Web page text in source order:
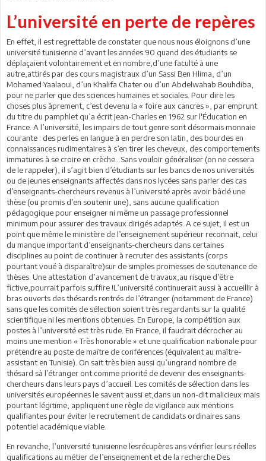
L’université en perte de repères
En effet, il est regrettable de constater que nous nous éloignons d’une
université tunisienne d’avant les années 90 quand des étudiants se
déplaçaient volontairement et en nombre,d’une faculté à une
autre,attirés par des cours magistraux d’un Sassi Ben Hlima, d’un
Mohamed Yaalaoui, d’un Khalifa Chater ou d’un Abdelwahab Bouhdiba,
pour ne parler que des sciences humaines et sociales. Pour dire les
choses plus âprement, c’est devenu la « foire aux cancres », par emprunt
du titre du pamphlet qu’a écrit Jean-Charles en 1962 sur l'Éducation en
France. A l’université, les impairs de tout genre sont désormais monnaie
courante : des perles en langue à en perdre son latin, des bourdes en
connaissances rudimentaires à s’en tirer les cheveux, des comportements
immatures à se croire en crèche…Sans vouloir généraliser (on ne cessera
de le rappeler), il s’agit bien d’étudiants sur les bancs de nos universités
ou de jeunes enseignants affectés dans nos lycées sans parler des cas
d’enseignants-chercheurs revenus à l’université après avoir bâclé une
thèse (ou promis d’en soutenir une), sans aucune qualification
pédagogique pour enseigner ni même un passage professionnel
minimum pour assurer des travaux dirigés adaptés. A ce sujet, il est un
point que même le ministère de l’enseignement supérieur reconnait, celui
du manque important d’enseignants-chercheurs dans certaines
disciplines au point de continuer à recruter des assistants (corps
pourtant voué à disparaître)sur de simples promesses de soutenance de
thèses. Une attestation d’avancement de travaux,au risque d’être
fictive,pourrait parfois suffire !L’université continuerait aussi à accueillir à
bras ouverts des thésards rentrés de l’étranger (notamment de France)
sans que les comités de sélection soient très regardants sur la qualité
scientifique ni les mentions obtenues. En Europe, la compétition aux
postes à l’université est très rude. En France, il faudrait décrocher au
moins une mention « Très honorable » et une qualification nationale pour
prétendre au poste de maître de conférences (équivalent au maître-
assistant en Tunisie). On sait très bien aussi qu’ungrand nombre de
thésard sà l’étranger ont comme priorité de devenir des enseignants-
chercheurs dans leurs pays d’accueil. Les comités de sélection dans les
universités européennes le savent aussi et,dans un non-dit malicieux mais
pourtant légitime, appliquent une règle de vigilance aux mentions
qualifiantes pour éviter le recrutement de candidats ordinaires sans
potentiel académique viable.
En revanche, l’université tunisienne lesrécupères ans vérifier leurs réelles
qualifications au métier de l’enseignement et de la recherche.Des